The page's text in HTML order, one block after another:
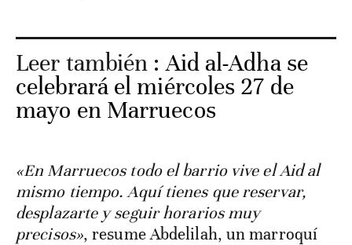
Leer también :Aid al-Adha se
celebrará el miércoles 27 de
mayo en Marruecos
«En Marruecos todo el barrio vive el Aid al
mismo tiempo. Aquí tienes que reservar,
desplazarte y seguir horarios muy
precisos», resume Abdelilah, un marroquí